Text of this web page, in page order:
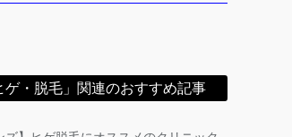
ゲ・脱毛」関連のおすすめ記事